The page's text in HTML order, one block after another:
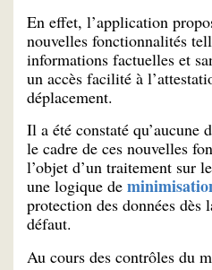
En effet, l’application
nouvelles fonctionnalités
informations factuelles et
un accès facilité à
déplacement.
Il a été constaté qu’aucune
le cadre de ces nouvelles
l’objet d’un traitement sur
une logique de
protection des données dès
défaut.
Au cours des contrôles du